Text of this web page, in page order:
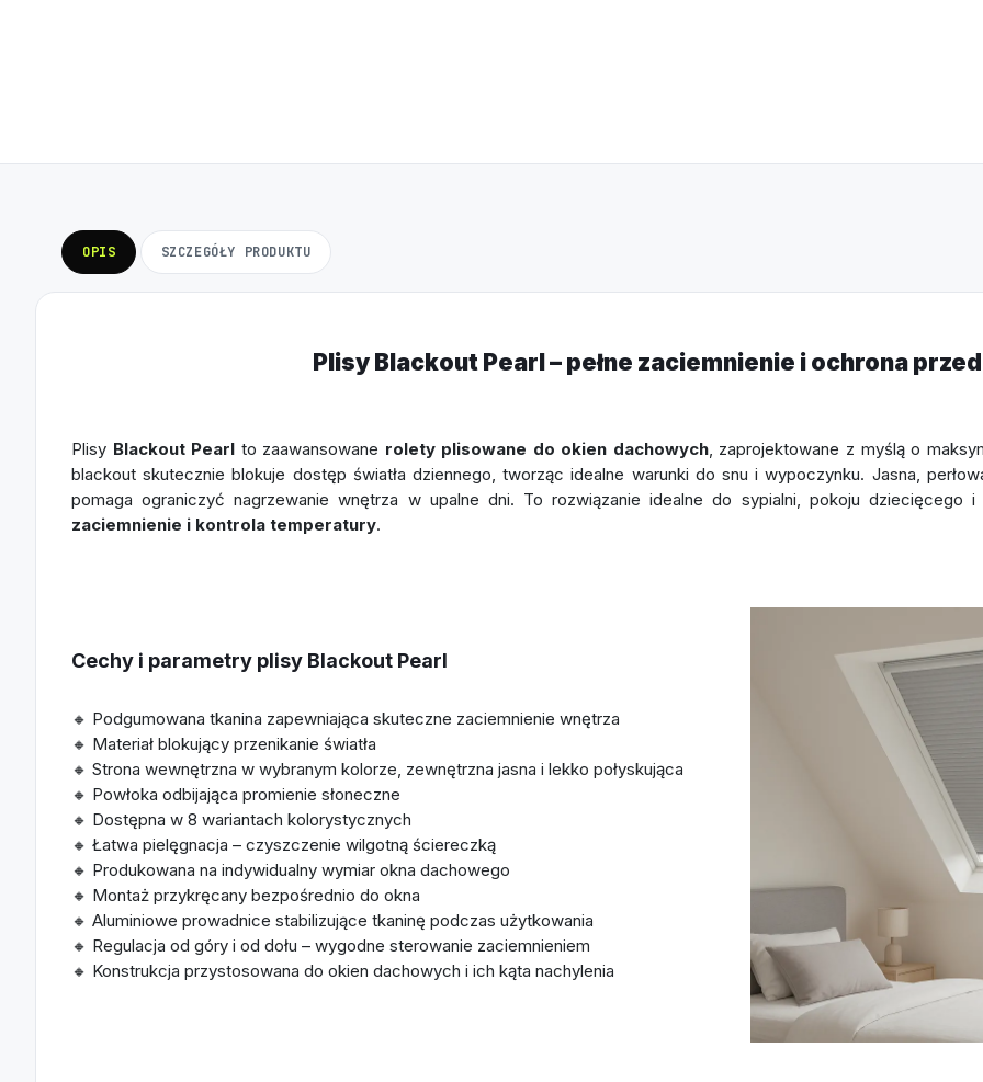
OPIS SZCZEGÓŁY PRODUKTU
Plisy Blackout Pearl – pełne zaciemnienie i ochrona
Plisy Blackout Pearl to zaawansowane rolety plisowane do okien dachowych, zaprojektowane z myślą o
blackout skutecznie blokuje dostęp światła dziennego, tworząc idealne warunki do snu i wypoczynku. Jasna,
pomaga ograniczyć nagrzewanie wnętrza w upalne dni. To rozwiązanie idealne do sypialni, pokoju
zaciemnienie i kontrola temperatury.
Cechy i parametry plisy Blackout Pearl
🔸 Podgumowana tkanina zapewniająca skuteczne zaciemnienie wnętrza
🔸 Materiał blokujący przenikanie światła
🔸 Strona wewnętrzna w wybranym kolorze, zewnętrzna jasna i lekko połyskująca
🔸 Powłoka odbijająca promienie słoneczne
🔸 Dostępna w 8 wariantach kolorystycznych
🔸 Łatwa pielęgnacja – czyszczenie wilgotną ściereczką
🔸 Produkowana na indywidualny wymiar okna dachowego
🔸 Montaż przykręcany bezpośrednio do okna
🔸 Aluminiowe prowadnice stabilizujące tkaninę podczas użytkowania
🔸 Regulacja od góry i od dołu – wygodne sterowanie zaciemnieniem
🔸 Konstrukcja przystosowana do okien dachowych i ich kąta nachylenia